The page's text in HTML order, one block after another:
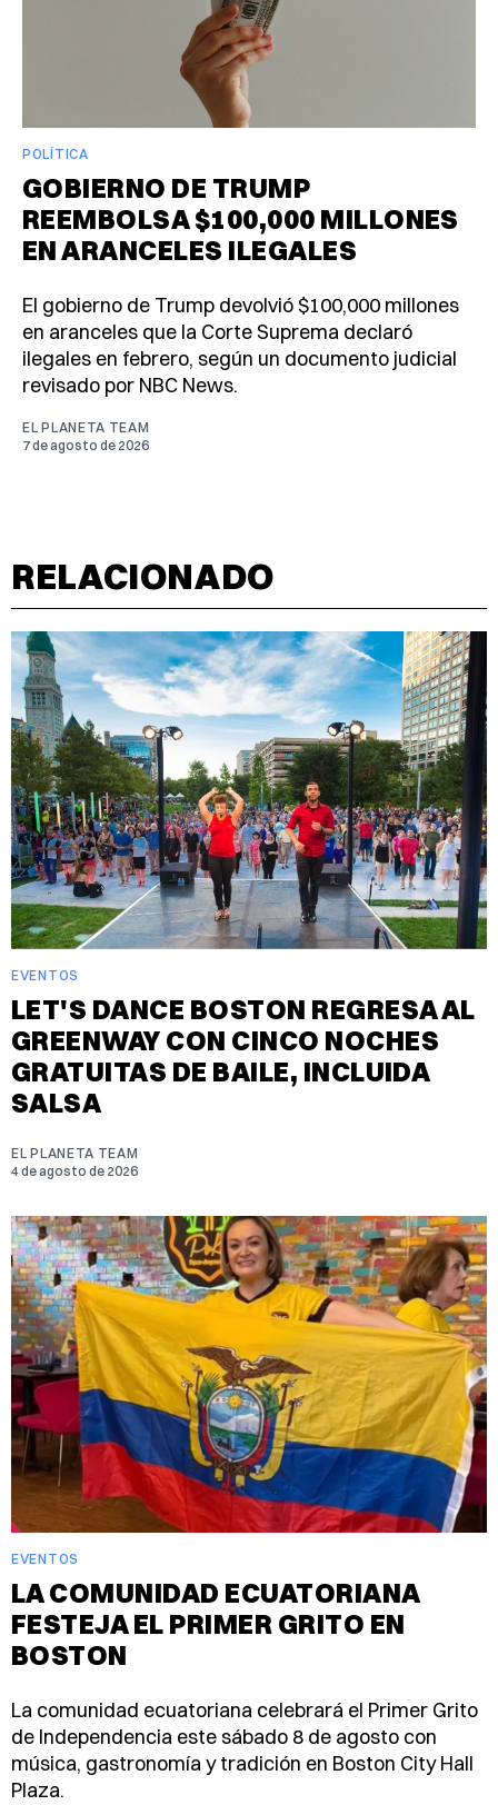
POLÍTICA
GOBIERNO DE TRUMP
REEMBOLSA $100,000 MILLONES
EN ARANCELES ILEGALES
El gobierno de Trump devolvió $100,000 millones
en aranceles que la Corte Suprema declaró
ilegales en febrero, según un documento judicial
revisado por NBC News.
EL PLANETA TEAM
7 de agosto de 2026
RELACIONADO
EVENTOS
LET'S DANCE BOSTON REGRESA AL
GREENWAY CON CINCO NOCHES
GRATUITAS DE BAILE, INCLUIDA
SALSA
EL PLANETA TEAM
4 de agosto de 2026
EVENTOS
LA COMUNIDAD ECUATORIANA
FESTEJA EL PRIMER GRITO EN
BOSTON
La comunidad ecuatoriana celebrará el Primer Grito
de Independencia este sábado 8 de agosto con
música, gastronomía y tradición en Boston City Hall
Plaza.